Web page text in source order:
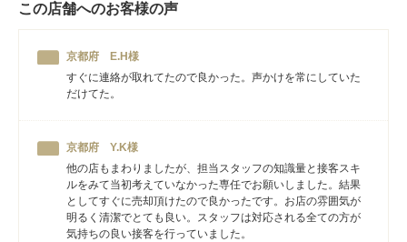
この店舗へのお客様の声
京都府 E.H様
すぐに連絡が取れてたので良かった。声かけを常にしていた
だけてた。
京都府 Y.K様
他の店もまわりましたが、担当スタッフの知識量と接客スキ
ルをみて当初考えていなかった専任でお願いしました。結果
としてすぐに売却頂けたので良かったです。お店の雰囲気が
明るく清潔でとても良い。スタッフは対応される全ての方が
気持ちの良い接客を行っていました。